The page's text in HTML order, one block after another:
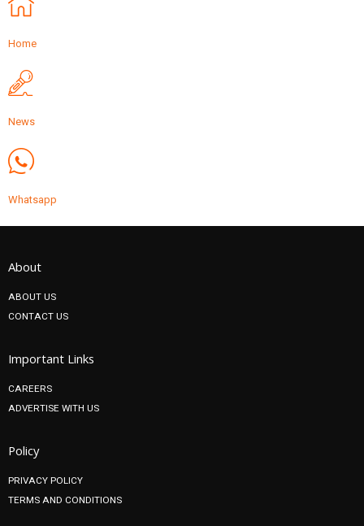
Home
News
Whatsapp
About
ABOUT US
CONTACT US
Important Links
CAREERS
ADVERTISE WITH US
Policy
PRIVACY POLICY
TERMS AND CONDITIONS